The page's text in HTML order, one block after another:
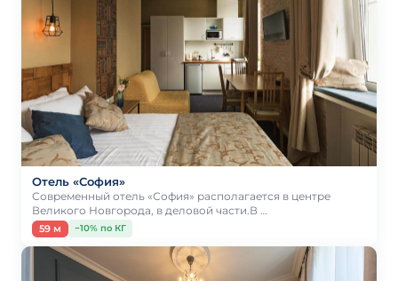
Отель «София»
Современный отель «София» располагается в центре
Великого Новгорода, в деловой части.В …
59 м −10% по КГ